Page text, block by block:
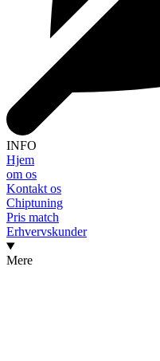
INFO
Hjem
om os
Kontakt os
Chiptuning
Pris match
Erhvervskunder
Mere